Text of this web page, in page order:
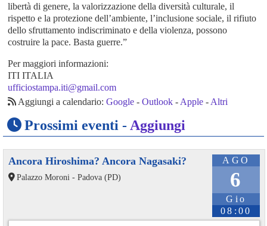
libertà di genere, la valorizzazione della diversità culturale, il
rispetto e la protezione dell’ambiente, l’inclusione sociale, il rifiuto
dello sfruttamento indiscriminato e della violenza, possono
costruire la pace. Basta guerre.”
Per maggiori informazioni:
ITI ITALIA
ufficiostampa.iti@gmail.com
Aggiungi a calendario: Google- Outlook- Apple- Altri
Prossimi eventi - Aggiungi
AGO
6
Gio
08:00
Ancora Hiroshima? Ancora Nagasaki?
Palazzo Moroni - Padova (PD)